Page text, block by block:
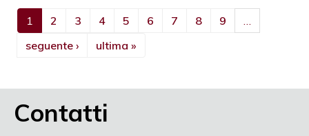
1 2 3 4 5 6 7 8 9
seguente ›
ultima »
Contatti